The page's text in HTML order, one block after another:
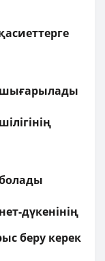
шығарылады
дүкенінің
беру керек